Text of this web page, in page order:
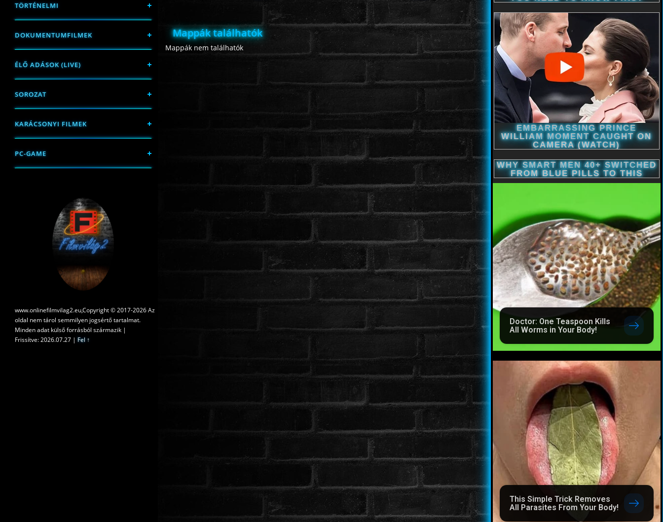
TÖRTÉNELMI
DOKUMENTUMFILMEK
ÉLŐ ADÁSOK (LIVE)
SOROZAT
KARÁCSONYI FILMEK
PC-GAME
www.onlinefilmvilag2.eu,Copyright © 2017-2026 Az
oldal nem tárol semmilyen jogsértő tartalmat.
Minden adat külső forrásból származik |
Frissítve: 2026.07.27 | Fel ↑
Mappák találhatók
Mappák nem találhatók
Doctor: One Teaspoon Kills
All Worms in Your Body!
This Simple Trick Removes
All Parasites From Your Body!